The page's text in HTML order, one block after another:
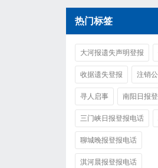
热门标签
大河报遗失声明登报
收据遗失登报 注销
寻人启事 南阳日报
三门峡日报登报电话
聊城晚报登报电话
淇河晨报登报电话